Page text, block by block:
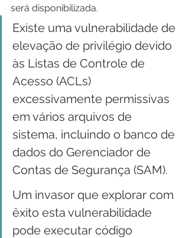
será disponibilizada.
Existe uma vulnerabilidade de
elevação de privilégio devido
às Listas de Controle de
Acesso (ACLs)
excessivamente permissivas
em vários arquivos de
sistema, incluindo o banco de
dados do Gerenciador de
Contas de Segurança (SAM).
Um invasor que explorar com
êxito esta vulnerabilidade
pode executar código